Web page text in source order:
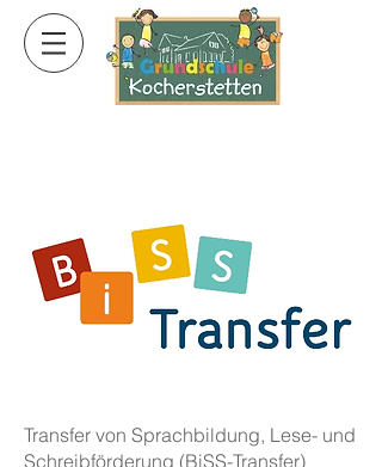
Transfer von Sprachbildung, Lese- und
Schreibförderung (BiSS-Transfer)